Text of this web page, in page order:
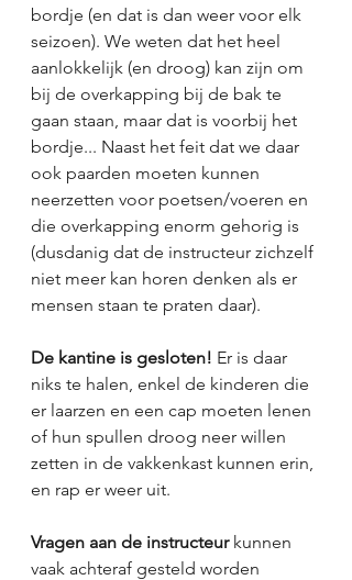
bordje (en dat is dan weer voor elk
seizoen). We weten dat het heel
aanlokkelijk (en droog) kan zijn om
bij de overkapping bij de bak te
gaan staan, maar dat is voorbij het
bordje... Naast het feit dat we daar
ook paarden moeten kunnen
neerzetten voor poetsen/voeren en
die overkapping enorm gehorig is
(dusdanig dat de instructeur zichzelf
niet meer kan horen denken als er
mensen staan te praten daar).
De kantine is gesloten! Er is daar
niks te halen, enkel de kinderen die
er laarzen en een cap moeten lenen
of hun spullen droog neer willen
zetten in de vakkenkast kunnen erin,
en rap er weer uit.
Vragen aan de instructeur kunnen
vaak achteraf gesteld worden